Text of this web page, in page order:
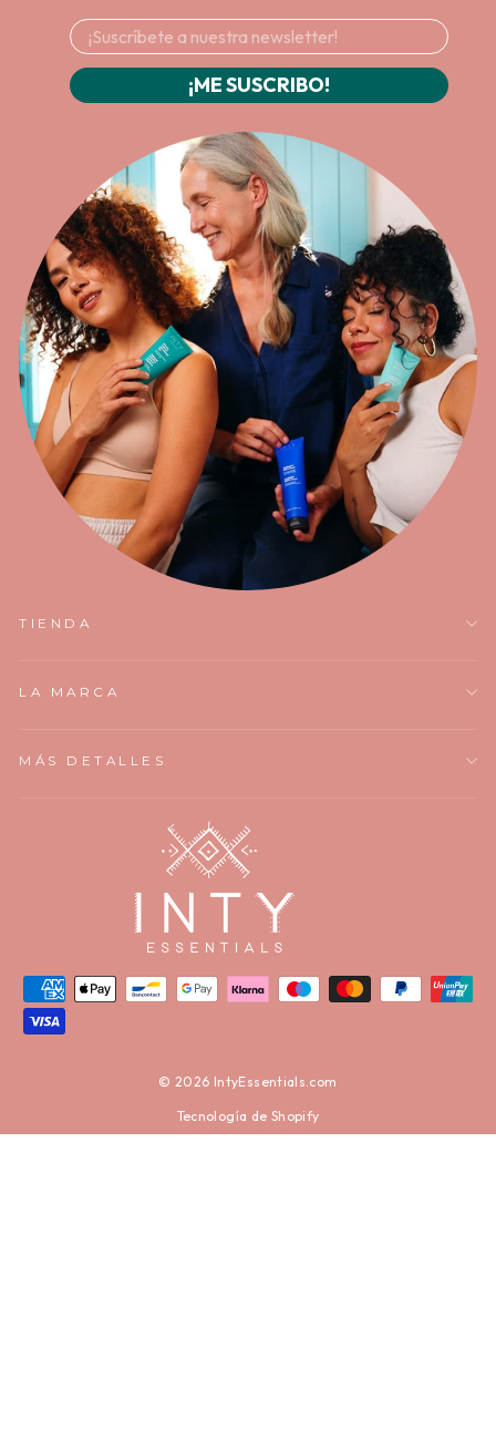
¡ME SUSCRIBO!
TIENDA
LA MARCA
MÁS DETALLES
© 2026 IntyEssentials.com
Tecnología de Shopify